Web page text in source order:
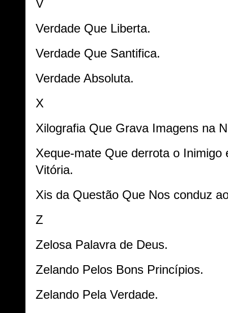
V
Verdade Que Liberta.
Verdade Que Santifica.
Verdade Absoluta.
X
Xilografia Que Grava Imagens na
Xeque-mate Que derrota o Inimigo
Vitória.
Xis da Questão Que Nos conduz
Z
Zelosa Palavra de Deus.
Zelando Pelos Bons Princípios.
Zelando Pela Verdade.